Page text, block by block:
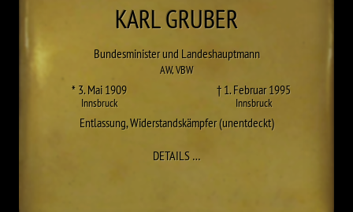
KARLGRUBER
Bundesminister und Landeshauptmann
AW,VBW
* 3. Mai 1909
Innsbruck
† 1. Februar 1995
Innsbruck
Entlassung,Widerstandskämpfer (unentdeckt)
DETAILS…ZU KARL GRUBER